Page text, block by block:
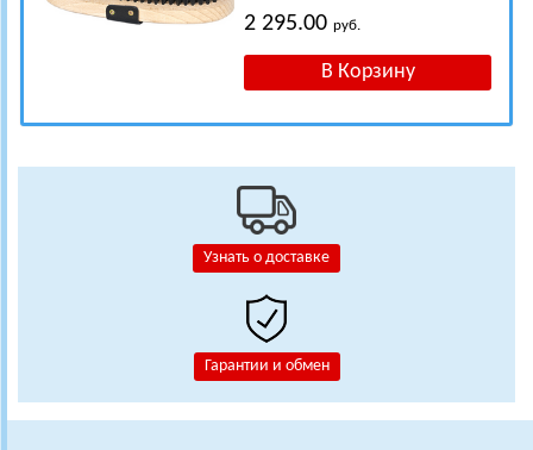
Узнать о доставке
Гарантии и обмен
2 295.00руб.